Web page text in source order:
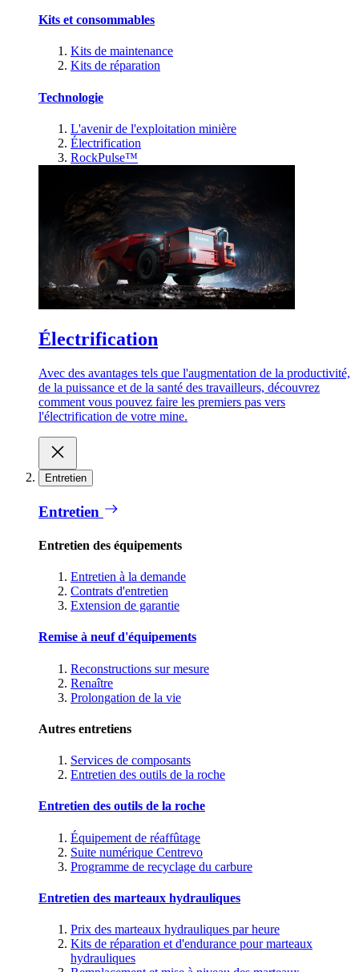
Kits et consommables
Kits de maintenance
Kits de réparation
Technologie
L'avenir de l'exploitation minière
Électrification
RockPulse™
Électrification
Avec des avantages tels que l'augmentation de la productivité,
de la puissance et de la santé des travailleurs, découvrez
comment vous pouvez faire les premiers pas vers
l'électrification de votre mine.
Entretien
Entretien
Entretien des équipements
Entretien à la demande
Contrats d'entretien
Extension de garantie
Remise à neuf d'équipements
Reconstructions sur mesure
Renaître
Prolongation de la vie
Autres entretiens
Services de composants
Entretien des outils de la roche
Entretien des outils de la roche
Équipement de réaffûtage
Suite numérique Centrevo
Programme de recyclage du carbure
Entretien des marteaux hydrauliques
Prix des marteaux hydrauliques par heure
Kits de réparation et d'endurance pour marteaux
hydrauliques